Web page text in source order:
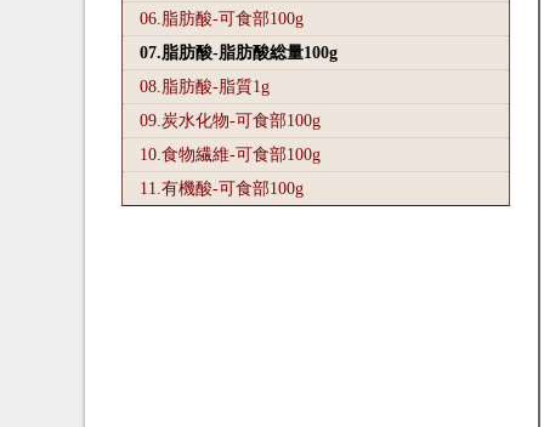
06.脂肪酸-可食部100g
07.脂肪酸-脂肪酸総量100g
08.脂肪酸-脂質1g
09.炭水化物-可食部100g
10.食物繊維-可食部100g
11.有機酸-可食部100g